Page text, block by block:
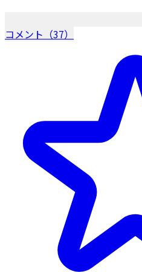
コメント（37）